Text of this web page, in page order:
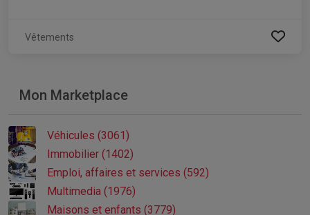
Vêtements
Mon Marketplace
Véhicules (3061)
Immobilier (1402)
Emploi, affaires et services (592)
Multimedia (1976)
Maisons et enfants (3779)